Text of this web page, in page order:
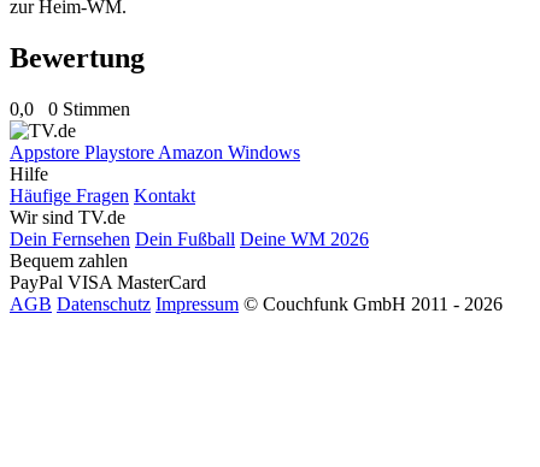
zur Heim-WM.
Bewertung
0,0 0 Stimmen
Appstore Playstore Amazon Windows
Hilfe
Häufige Fragen Kontakt
Wir sind TV.de
Dein Fernsehen Dein Fußball Deine WM 2026
Bequem zahlen
PayPal VISA MasterCard
AGB Datenschutz Impressum © Couchfunk GmbH 2011 - 2026